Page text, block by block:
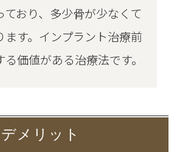
ており、多少骨が少なくて
ます。インプラント治療前
価値がある治療法です。
デメリット